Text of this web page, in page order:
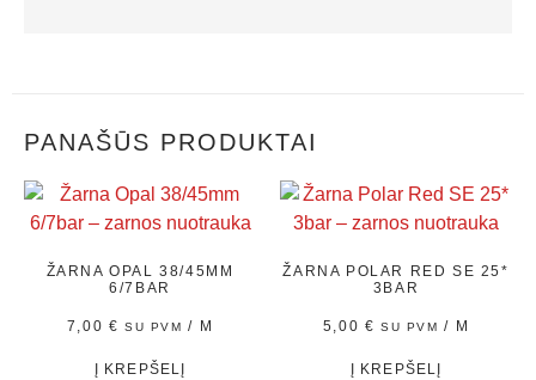
PANAŠŪS PRODUKTAI
ŽARNA OPAL 38/45MM
6/7BAR
7,00 € SU PVM / M
Į KREPŠELĮ
ŽARNA POLAR RED SE 25*
3BAR
5,00 € SU PVM / M
Į KREPŠELĮ